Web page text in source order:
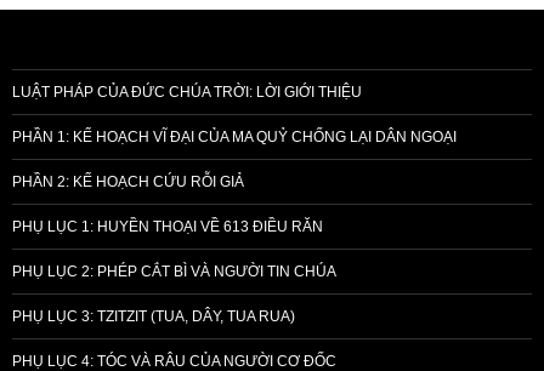
LUẬT PHÁP CỦA ĐỨC CHÚA TRỜI: LỜI GIỚI THIỆU
PHẦN 1: KẾ HOẠCH VĨ ĐẠI CỦA MA QUỶ CHỐNG LẠI DÂN NGOẠI
PHẦN 2: KẾ HOẠCH CỨU RỖI GIẢ
PHỤ LỤC 1: HUYỀN THOẠI VỀ 613 ĐIỀU RĂN
PHỤ LỤC 2: PHÉP CẮT BÌ VÀ NGƯỜI TIN CHÚA
PHỤ LỤC 3: TZITZIT (TUA, DÂY, TUA RUA)
PHỤ LỤC 4: TÓC VÀ RÂU CỦA NGƯỜI CƠ ĐỐC